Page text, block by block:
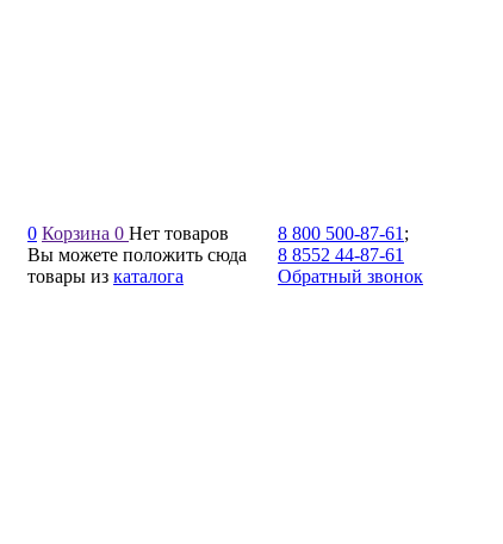
0 Корзина 0 Нет товаров
Вы можете положить сюда
товары из каталога
8 800 500-87-61 ;
8 8552 44-87-61
Обратный звонок